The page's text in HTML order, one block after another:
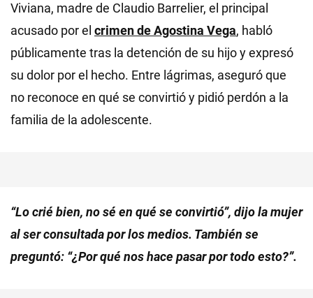
Viviana, madre de Claudio Barrelier, el principal
acusado por el crimen de Agostina Vega, habló
públicamente tras la detención de su hijo y expresó
su dolor por el hecho. Entre lágrimas, aseguró que
no reconoce en qué se convirtió y pidió perdón a la
familia de la adolescente.
“Lo crié bien, no sé en qué se convirtió”, dijo la mujer
al ser consultada por los medios. También se
preguntó: “¿Por qué nos hace pasar por todo esto?”.